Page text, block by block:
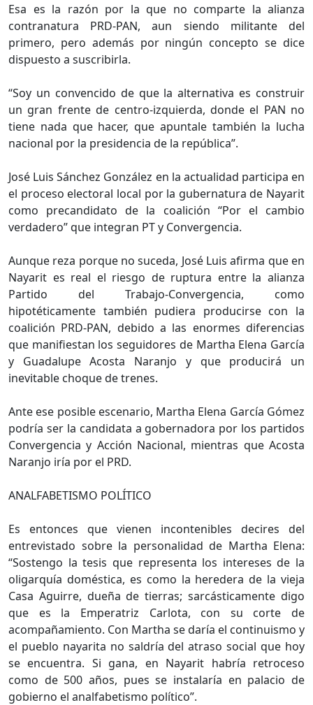
Esa es la razón por la que no comparte la alianza
contranatura PRD-PAN, aun siendo militante del
primero, pero además por ningún concepto se dice
dispuesto a suscribirla.
“Soy un convencido de que la alternativa es construir
un gran frente de centro-izquierda, donde el PAN no
tiene nada que hacer, que apuntale también la lucha
nacional por la presidencia de la república”.
José Luis Sánchez González en la actualidad participa en
el proceso electoral local por la gubernatura de Nayarit
como precandidato de la coalición “Por el cambio
verdadero” que integran PT y Convergencia.
Aunque reza porque no suceda, José Luis afirma que en
Nayarit es real el riesgo de ruptura entre la alianza
Partido del Trabajo-Convergencia, como
hipotéticamente también pudiera producirse con la
coalición PRD-PAN, debido a las enormes diferencias
que manifiestan los seguidores de Martha Elena García
y Guadalupe Acosta Naranjo y que producirá un
inevitable choque de trenes.
Ante ese posible escenario, Martha Elena García Gómez
podría ser la candidata a gobernadora por los partidos
Convergencia y Acción Nacional, mientras que Acosta
Naranjo iría por el PRD.
ANALFABETISMO POLÍTICO
Es entonces que vienen incontenibles decires del
entrevistado sobre la personalidad de Martha Elena:
“Sostengo la tesis que representa los intereses de la
oligarquía doméstica, es como la heredera de la vieja
Casa Aguirre, dueña de tierras; sarcásticamente digo
que es la Emperatriz Carlota, con su corte de
acompañamiento. Con Martha se daría el continuismo y
el pueblo nayarita no saldría del atraso social que hoy
se encuentra. Si gana, en Nayarit habría retroceso
como de 500 años, pues se instalaría en palacio de
gobierno el analfabetismo político”.